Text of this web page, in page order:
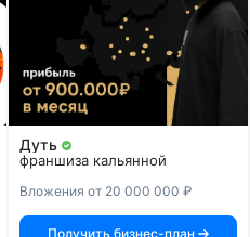
Дуть
франшиза кальянной
Вложения от 20 000 000 ₽
Получить бизнес-план